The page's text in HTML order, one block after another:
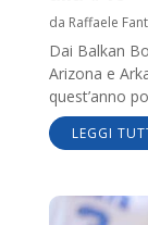
da Raffaele
Dai Balkan
Arizona e
quest’anno
LEGGI